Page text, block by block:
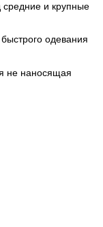
и крупные
одевания
не наносящая